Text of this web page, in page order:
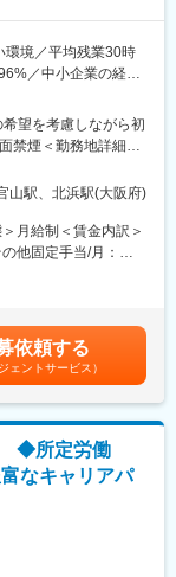
環境／平均残業30時
／中小企業の経営
ん。
を構築し、保険をは
識と分析力をを基に
います。
コンサルティングサ
理店の営業同行
の提案営業を行うな
グ
銀行、証券会社な
ロフェッショナル
す。
望を考慮しながら初
禁煙＜勤務地詳細2
クランブルスクエ
煙対策：屋内全面禁
堺筋本町駅受動喫煙
る事業所（リモート
山駅、北浜駅(大阪府)
月給制＜賃金内訳＞
他固定手当/月：
くまでも目安の金額
ます。月給(月額)は固
依頼する
ェントサービス）
◆所定労働
なキャリアパ